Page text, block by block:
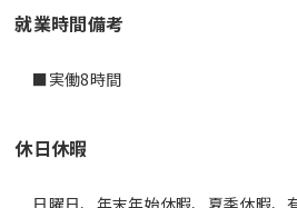
就業時間備考
休日休暇
日曜日、年末年始休暇、夏季休暇、